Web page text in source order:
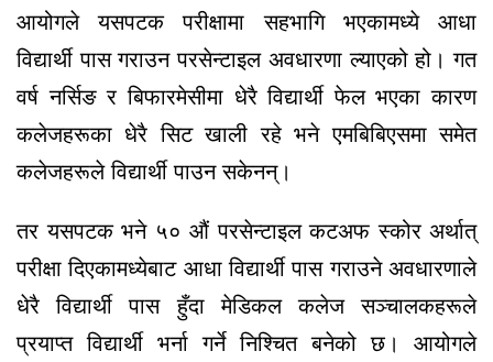
आयोगले यसपटक परीक्षामा सहभागि भएकामध्ये आधा
विद्यार्थी पास गराउन परसेन्टाइल अवधारणा ल्याएको हो। गत
वर्ष नर्सिङ र बिफारमेसीमा धेरै विद्यार्थी फेल भएका कारण
कलेजहरूका धेरै सिट खाली रहे भने एमबिबिएसमा समेत
कलेजहरूले विद्यार्थी पाउन सकेनन्।
तर यसपटक भने ५० औं परसेन्टाइल कटअफ स्कोर अर्थात्
परीक्षा दिएकामध्येबाट आधा विद्यार्थी पास गराउने अवधारणाले
धेरै विद्यार्थी पास हुँदा मेडिकल कलेज सञ्चालकहरूले
प्रयाप्त विद्यार्थी भर्ना गर्ने निश्चित बनेको छ। आयोगले